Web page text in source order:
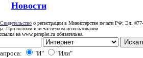
Новости
Свидетельство о регистрации в Министерстве печати РФ: Эл.
При полном или частичном использовании
на www.pereplet.ru обязательна.
"И" "Или"